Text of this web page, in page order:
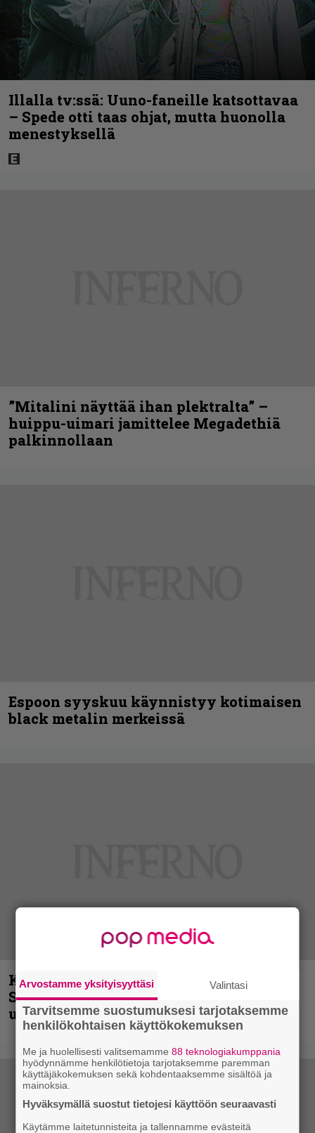
Illalla tv:ssä: Uuno-faneille katsottavaa
– Spede otti taas ohjat, mutta huonolla
menestyksellä
”Mitalini näyttää ihan plektralta” –
huippu-uimari jamittelee Megadethiä
palkinnollaan
Espoon syyskuu käynnistyy kotimaisen
black metalin merkeissä
Kunnianosoitus hyiselle Pohjolalle –
Shining hyppäsi keskelle kinoksia
uudella videollaan
Arvostamme yksityisyyttäsi Valintasi
Tarvitsemme suostumuksesi tarjotaksemme
henkilökohtaisen käyttökokemuksen
Me ja huolellisesti valitsemamme88 teknologiakumppania
hyödynnämme henkilötietoja tarjotaksemme paremman
käyttäjäkokemuksen sekä kohdentaaksemme sisältöä ja
mainoksia.
Hyväksymällä suostut tietojesi käyttöön seuraavasti
Käytämme laitetunnisteita ja tallennamme evästeitä